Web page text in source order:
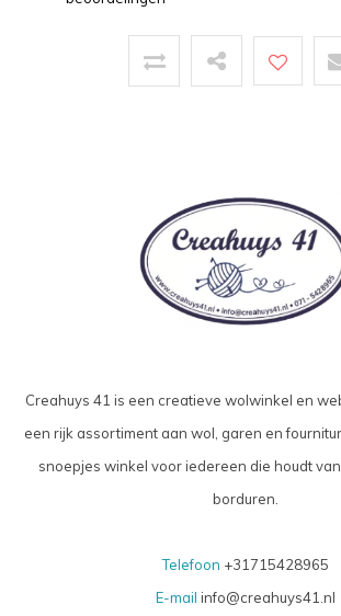
Creahuys 41 is een creatieve wolwinkel en
een rijk assortiment aan wol, garen en
snoepjes winkel voor iedereen die houdt
borduren.
Telefoon +31715428965
E-mail info@creahuys41.nl